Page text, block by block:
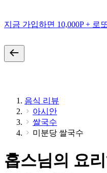
지금 가입하면 10,000P + 로
음식 리뷰
아시안
쌀국수
미분당 쌀국수
홉스님의 요